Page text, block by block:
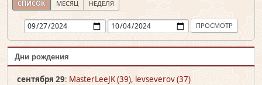
СПИСОК МЕСЯЦ НЕДЕЛЯ
Дни рождения
сентября 29: MasterLeeJK (39), levseverov (37)